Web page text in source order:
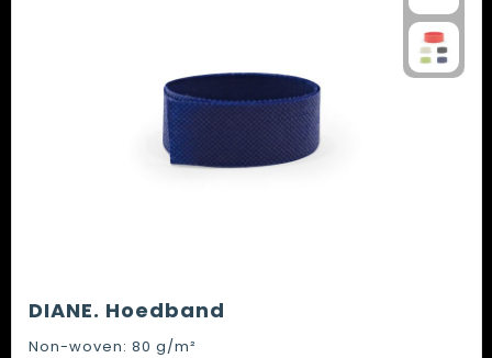
DIANE. Hoedband
Non-woven: 80 g/m²